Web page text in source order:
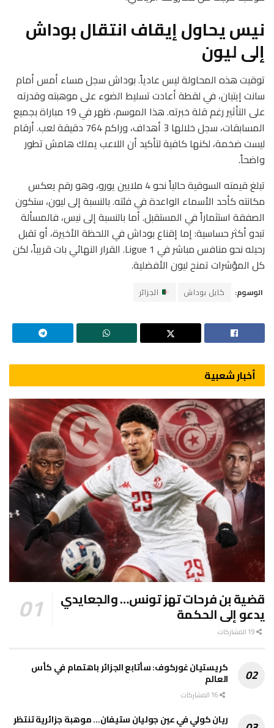
نيس يحاول إيقاف انتقال بوداش
إلى ليون
توقيت هذه المحاولة ليس عادياً. بوداش سجل مساء أمس أمام
سانت إيتيان، في لقطة أعادت تسليط الضوء على موهبته وقدرته
على التأثير رغم قلة خبرته. هذا الموسم، ظهر في 19 مباراة بجميع
المسابقات، سجل خلالها 3 أهداف، وراكم 764 دقيقة لعب. أرقام
ليست ضخمة، لكنها كافية لتأكيد أن اللاعب يملك هامش تطور
واضحاً.
تبلغ قيمته السوقية حالياً نحو 4 ملايين يورو، وهو رقم يعكس
مكانته كأحد الأسماء الواعدة في فئته. بالنسبة إلى ليون، ستكون
الصفقة استثماراً في المستقبل. أما بالنسبة إلى نيس، فالمسألة
تبدو أكثر حساسية: إما إقناع بوداش في اللحظة الأخيرة، أو تقبل
رحيله نحو منافس مباشر في Ligue 1. القرار النهائي بات قريباً، لكن
كل المؤشرات تمنح ليون الأفضلية.
الوسوم: كايل بوداش الجزائر
أخبار شعبية
قضية بن فرحات تهز تونس… والجعايدي
يدعو إلى الحكمة
كريستيان غوركوف: سأتابع الجزائر باهتمام في كأس
العالم
ريان كولي في عين جوليان ستيفان… موهبة جزائرية تنتظر